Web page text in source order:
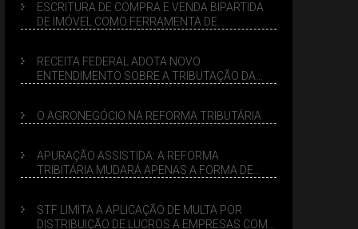
ESCRITURA DE COMPRA E VENDA BIPARTIDA
DE IMÓVEL COMO FERRAMENTA DE
RECEITA FEDERAL ADOTA NOVO
ENTENDIMENTO SOBRE A TRIBUTAÇÃO DA
O AGRONEGÓCIO NA REFORMA TRIBUTÁRIA
APURAÇÃO ASSISTIDA: A REFORMA
TRIBITÁRIA MUDARÁ APENAS A FORMA DE
STF LIMITA A APLICAÇÃO DE MULTA POR
DISTRIBUIÇÃO DE LUCROS A EMPRESAS COM